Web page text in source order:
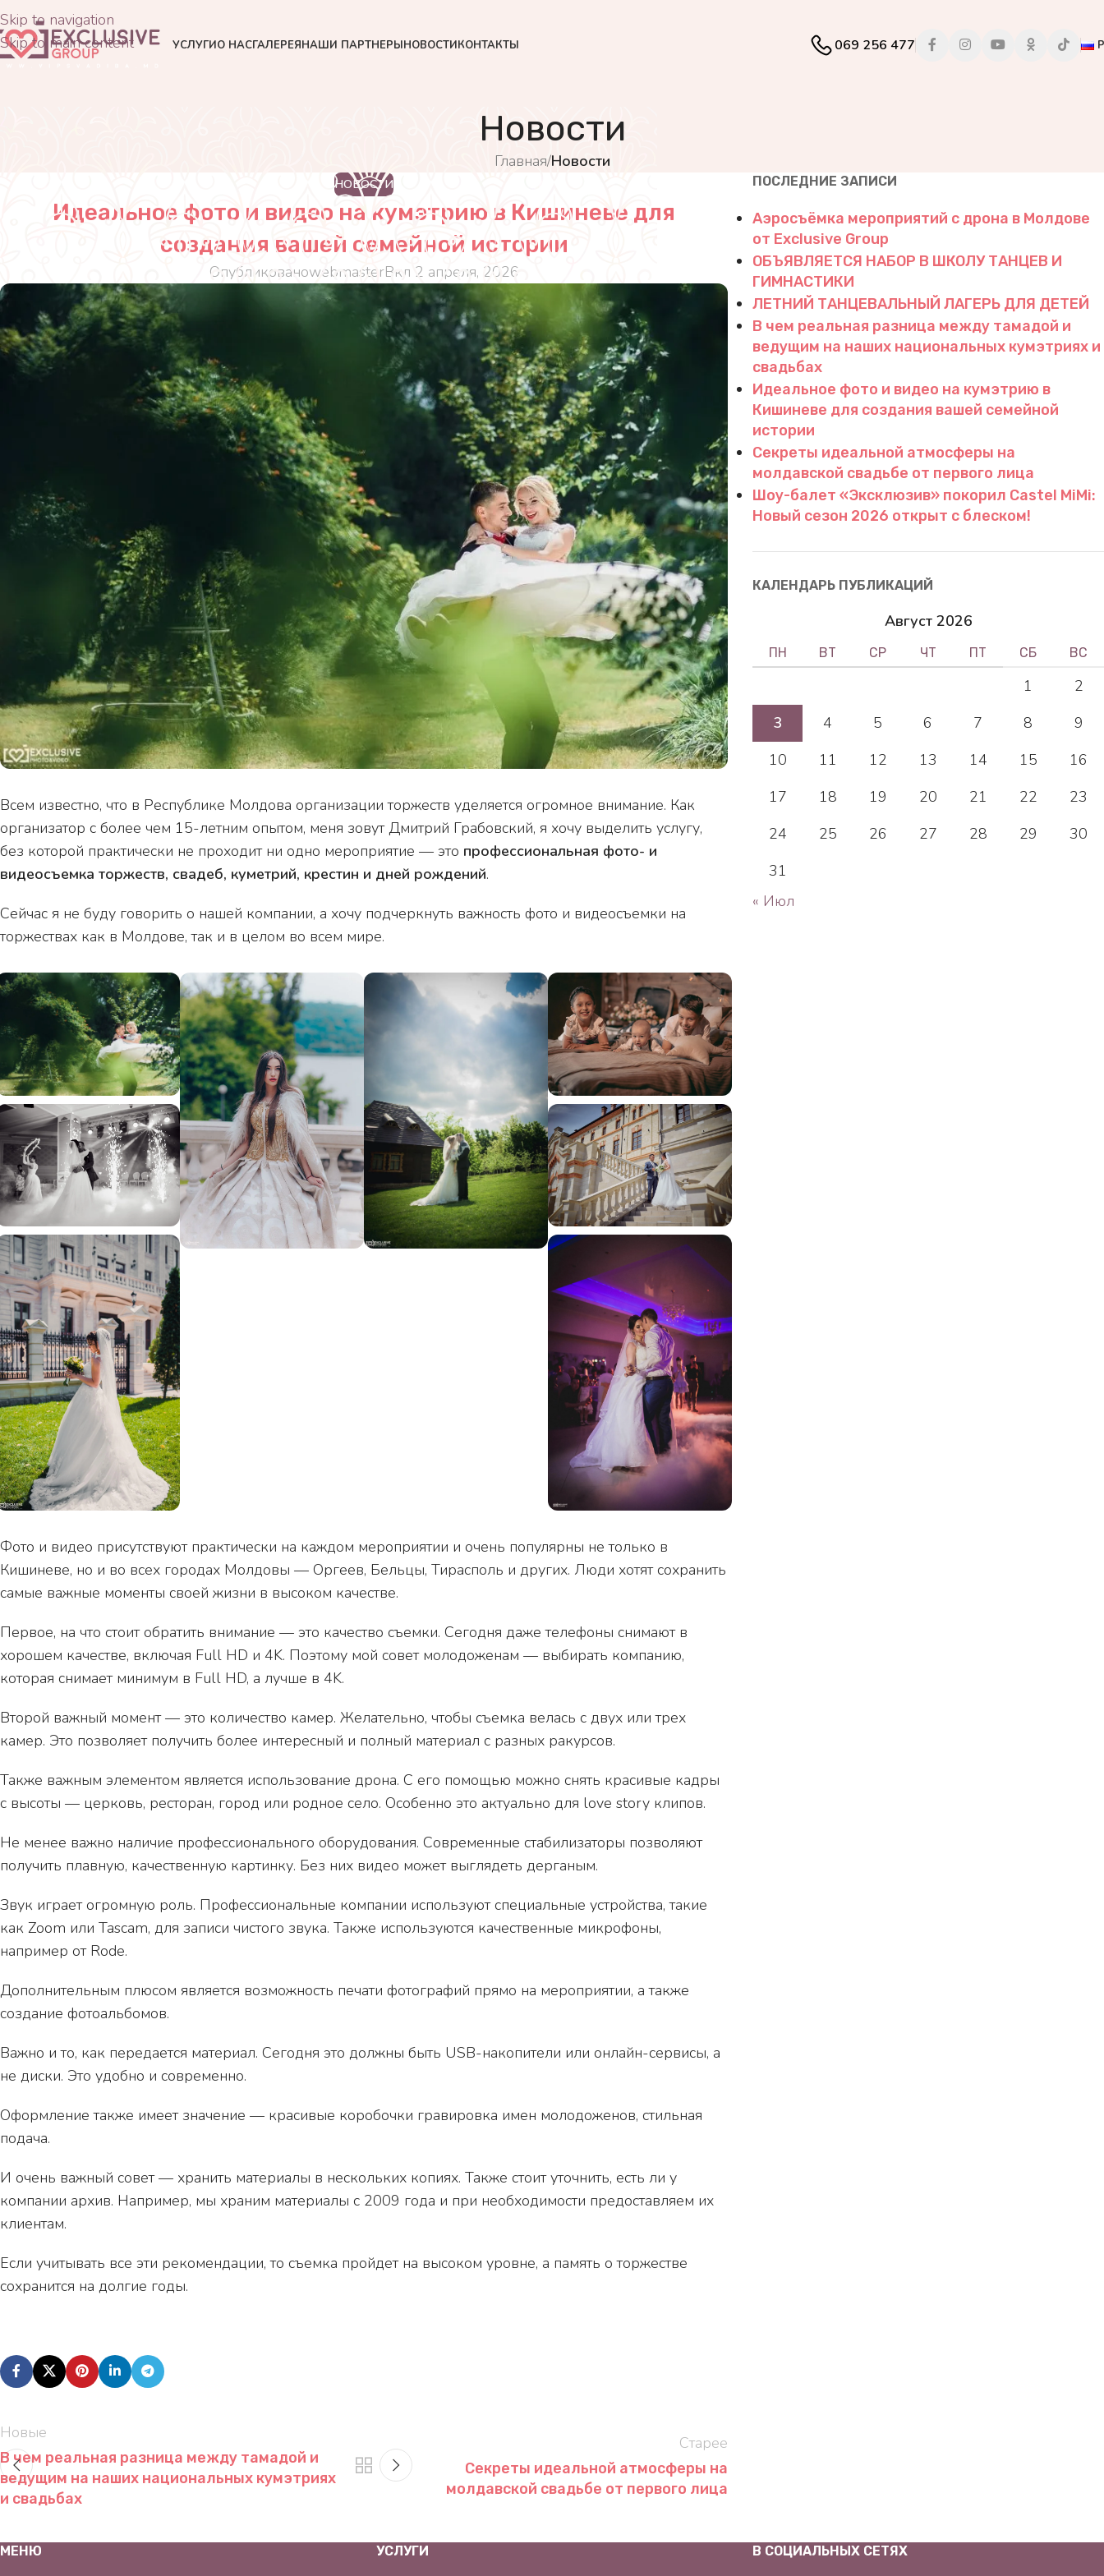
Skip to navigation
Skip to main content
УСЛУГИО НАСГАЛЕРЕЯНАШИ ПАРТНЕРЫНОВОСТИКОНТАКТЫ 069 256 477
Новости
Главная/Новости
НОВОСТИ
Идеальное фото и видео на кумэтрию в Кишиневе для
создания вашей семейной истории
ОпубликованоwebmasterВкл 2 апреля, 2026
Всем известно, что в Республике Молдова организации торжеств уделяется огромное внимание. Как
организатор с более чем 15-летним опытом, меня зовут Дмитрий Грабовский, я хочу выделить услугу,
без которой практически не проходит ни одно мероприятие — это профессиональная фото- и
видеосъемка торжеств, свадеб, куметрий, крестин и дней рождений.
Сейчас я не буду говорить о нашей компании, а хочу подчеркнуть важность фото и видеосъемки на
торжествах как в Молдове, так и в целом во всем мире.
Фото и видео присутствуют практически на каждом мероприятии и очень популярны не только в
Кишиневе, но и во всех городах Молдовы — Оргеев, Бельцы, Тирасполь и других. Люди хотят сохранить
самые важные моменты своей жизни в высоком качестве.
Первое, на что стоит обратить внимание — это качество съемки. Сегодня даже телефоны снимают в
хорошем качестве, включая Full HD и 4K. Поэтому мой совет молодоженам — выбирать компанию,
которая снимает минимум в Full HD, а лучше в 4K.
Второй важный момент — это количество камер. Желательно, чтобы съемка велась с двух или трех
камер. Это позволяет получить более интересный и полный материал с разных ракурсов.
Также важным элементом является использование дрона. С его помощью можно снять красивые кадры
с высоты — церковь, ресторан, город или родное село. Особенно это актуально для love story клипов.
Не менее важно наличие профессионального оборудования. Современные стабилизаторы позволяют
получить плавную, качественную картинку. Без них видео может выглядеть дерганым.
Звук играет огромную роль. Профессиональные компании используют специальные устройства, такие
как Zoom или Tascam, для записи чистого звука. Также используются качественные микрофоны,
например от Rode.
Дополнительным плюсом является возможность печати фотографий прямо на мероприятии, а также
создание фотоальбомов.
Важно и то, как передается материал. Сегодня это должны быть USB-накопители или онлайн-сервисы, а
не диски. Это удобно и современно.
Оформление также имеет значение — красивые коробочки гравировка имен молодоженов, стильная
подача.
И очень важный совет — хранить материалы в нескольких копиях. Также стоит уточнить, есть ли у
компании архив. Например, мы храним материалы с 2009 года и при необходимости предоставляем их
клиентам.
Если учитывать все эти рекомендации, то съемка пройдет на высоком уровне, а память о торжестве
сохранится на долгие годы.
Новые
В чем реальная разница между тамадой и
ведущим на наших национальных кумэтриях
и свадьбах
Старее
Секреты идеальной атмосферы на
молдавской свадьбе от первого лица
ПОСЛЕДНИЕ ЗАПИСИ
Аэросъёмка мероприятий с дрона в Молдове
от Exclusive Group
ОБЪЯВЛЯЕТСЯ НАБОР В ШКОЛУ ТАНЦЕВ И
ГИМНАСТИКИ
ЛЕТНИЙ ТАНЦЕВАЛЬНЫЙ ЛАГЕРЬ ДЛЯ ДЕТЕЙ
В чем реальная разница между тамадой и
ведущим на наших национальных кумэтриях и
свадьбах
Идеальное фото и видео на кумэтрию в
Кишиневе для создания вашей семейной
истории
Секреты идеальной атмосферы на
молдавской свадьбе от первого лица
Шоу-балет «Эксклюзив» покорил Castel MiMi:
Новый сезон 2026 открыт с блеском!
КАЛЕНДАРЬ ПУБЛИКАЦИЙ
Август 2026
ПН ВТ СР ЧТ ПТ СБ ВС
1
2
3
4 5 6 7 8
9
10
11 12 13 14 15
16
17
18 19 20 21 22
23
24
25 26 27 28 29
30
31
« Июл
МЕНЮ УСЛУГИ В СОЦИАЛЬНЫХ СЕТЯХ